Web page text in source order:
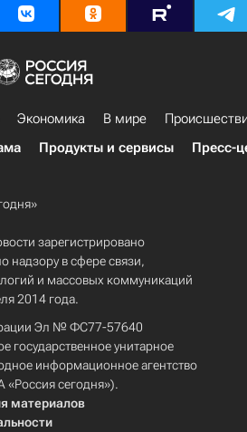
Экономика В мире
Продукты и сервисы Пресс-
зарегистрировано
надзору в сфере связи,
и массовых коммуникаций
2014 года.
Эл № ФС77-57640
государственное унитарное
информационное агентство
сегодня»).
материалов